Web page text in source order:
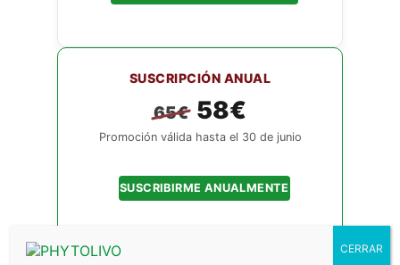
SUSCRIPCIÓN ANUAL
65€ 58€
Promoción válida hasta el 30 de junio
SUSCRIBIRME ANUALMENTE